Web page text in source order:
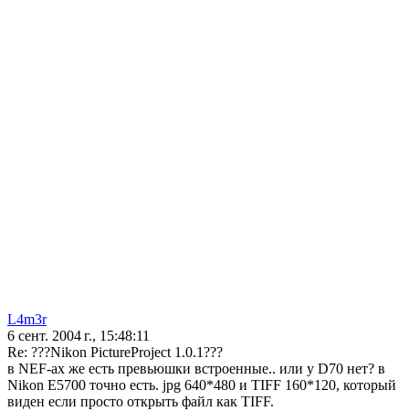
L4m3r
6 сент. 2004 г., 15:48:11
Re: ???Nikon PictureProject 1.0.1???
в NEF-ах же есть превьюшки встроенные.. или у D70 нет? в
Nikon E5700 точно есть. jpg 640*480 и TIFF 160*120, который
виден если просто открыть файл как TIFF.